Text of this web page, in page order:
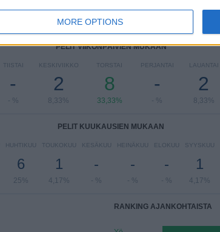
MORE OPTIONS
PELIT VIIKONPÄIVIEN MUKAAN
TIISTAI
-
- %
KESKIVIIKKO
2
8,33%
TORSTAI
8
33,33%
PERJANTAI
-
- %
LAUANTAI
2
8,33%
PELIT KUUKAUSIEN MUKAAN
HUHTIKUU
6
25%
TOUKOKUU
1
4,17%
KESÄKUU
-
- %
HEINÄKUU
-
- %
ELOKUU
-
- %
SYYSKUU
1
4,17%
RANKING AJANKOHTAISTA